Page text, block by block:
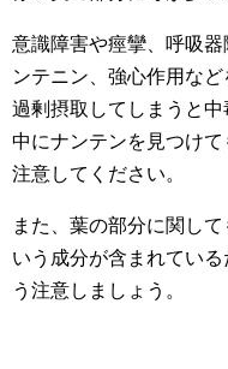
意識障害や痙攣、呼吸
ンテニン、強心作用な
過剰摂取してしまうと
中にナンテンを見つけ
注意してください。
また、葉の部分に関し
いう成分が含まれてい
う注意しましょう。